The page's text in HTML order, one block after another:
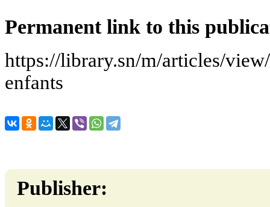
Permanent link to this
https://library.sn/m/articles/
enfants
Publisher: